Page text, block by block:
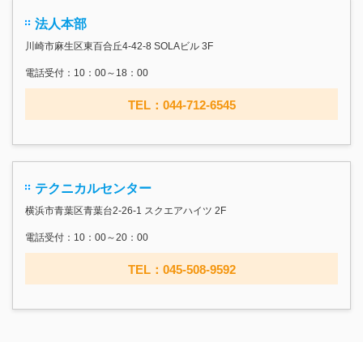
法人本部
川崎市麻生区東百合丘4-42-8 SOLAビル 3F
電話受付：10：00～18：00
TEL：044-712-6545
テクニカルセンター
横浜市青葉区青葉台2-26-1 スクエアハイツ 2F
電話受付：10：00～20：00
TEL：045-508-9592